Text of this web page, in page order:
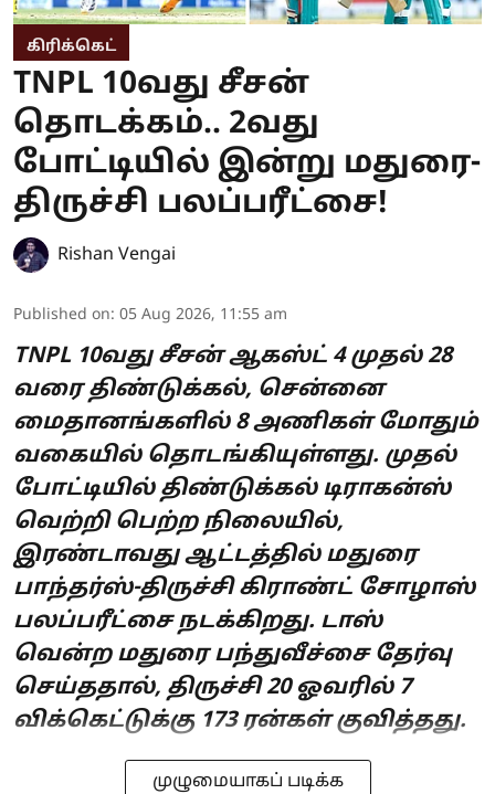
கிரிக்கெட்
TNPL 10வது சீசன்
தொடக்கம்.. 2வது
போட்டியில் இன்று மதுரை-
திருச்சி பலப்பரீட்சை!
Rishan Vengai
Published on: 05 Aug 2026, 11:55 am
TNPL 10வது சீசன் ஆகஸ்ட் 4 முதல் 28
வரை திண்டுக்கல், சென்னை
மைதானங்களில் 8 அணிகள் மோதும்
வகையில் தொடங்கியுள்ளது. முதல்
போட்டியில் திண்டுக்கல் டிராகன்ஸ்
வெற்றி பெற்ற நிலையில்,
இரண்டாவது ஆட்டத்தில் மதுரை
பாந்தர்ஸ்-திருச்சி கிராண்ட் சோழாஸ்
பலப்பரீட்சை நடக்கிறது. டாஸ்
வென்ற மதுரை பந்துவீச்சை தேர்வு
செய்ததால், திருச்சி 20 ஓவரில் 7
விக்கெட்டுக்கு 173 ரன்கள் குவித்தது.
முழுமையாகப் படிக்க